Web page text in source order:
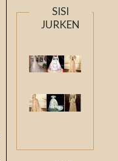
SISI
JURKEN